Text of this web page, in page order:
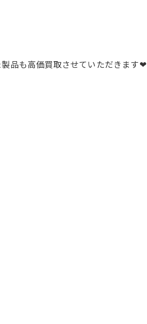
品も高価買取させていただきます❤